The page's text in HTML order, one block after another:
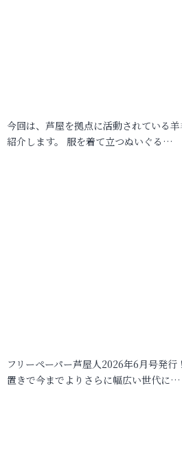
今回は、芦屋を拠点に活動されている
紹介します。 服を着て立つぬいぐる…
フリーペーパー芦屋人2026年6月号発
置きで今までよりさらに幅広い世代に…